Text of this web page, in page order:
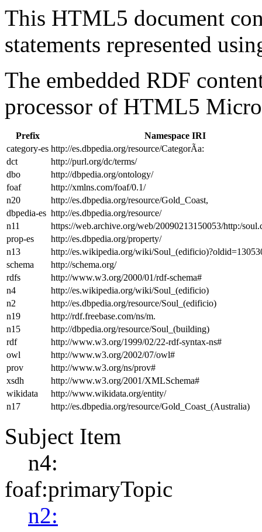
This HTML5 document
statements represented
The embedded RDF
processor of HTML5
Prefix
Namespace IRI
category-es http://es.dbpedia.org/resource/CategorÃ­a:
dct
http://purl.org/dc/terms/
dbo
http://dbpedia.org/ontology/
foaf
http://xmlns.com/foaf/0.1/
n20
http://es.dbpedia.org/resource/Gold_Coast,
dbpedia-es http://es.dbpedia.org/resource/
n11
https://web.archive.org/web/20090213150053/http:/
prop-es
http://es.dbpedia.org/property/
n13
http://es.wikipedia.org/wiki/
schema
http://schema.org/
rdfs
http://www.w3.org/2000/01/rdf-schema#
n4
http://es.wikipedia.org/wiki/Soul_(edificio)
n2
http://es.dbpedia.org/resource/Soul_(edificio)
n19
http://rdf.freebase.com/ns/m.
n15
http://dbpedia.org/resource/Soul_(building)
rdf
http://www.w3.org/1999/02/22-rdf-syntax-ns#
owl
http://www.w3.org/2002/07/owl#
prov
http://www.w3.org/ns/prov#
xsdh
http://www.w3.org/2001/XMLSchema#
wikidata
http://www.wikidata.org/entity/
n17
http://es.dbpedia.org/resource/Gold_Coast_(Australia)
Subject Item
n4:
foaf:primaryTopic
n2: